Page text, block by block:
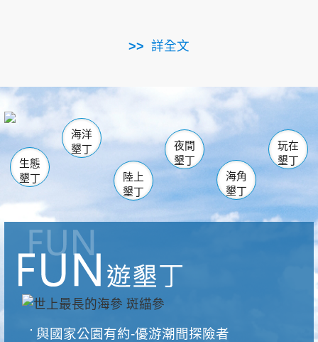
詳全文
南仁湖
海生館
恆春 佳樂水
龍鑾潭自然中心 森林遊樂區
瓊麻館
關山 墾管處遊客中心
社頂公園 風吹沙
船帆石
白砂 龍磐公園
香蕉灣
砂島
鵝鑾鼻
生態
墾丁
海洋
墾丁
陸上
墾丁
夜間
墾丁
海角
墾丁
玩在
墾丁
與國家公園有約-優游潮間探險者